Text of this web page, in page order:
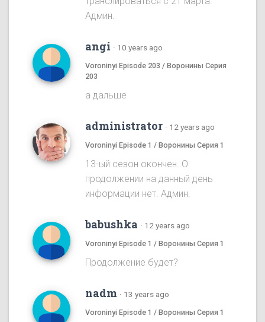
Админ.
angi · 10 years ago
Voroninyi Episode 203 / Воронины Серия
203
а дальше
administrator · 12 years ago
Voroninyi Episode 1 / Воронины Серия 1
13-ый сезон окончен. О
продолжении на данный день
информации нет. Админ.
babushka · 12 years ago
Voroninyi Episode 1 / Воронины Серия 1
Продолжение будет?
nadm · 13 years ago
Voroninyi Episode 1 / Воронины Серия 1